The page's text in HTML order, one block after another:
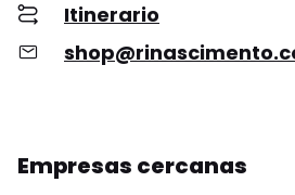
Itinerario
Empresas cercanas